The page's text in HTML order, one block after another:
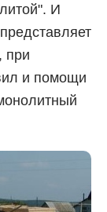
И
при
и помощи